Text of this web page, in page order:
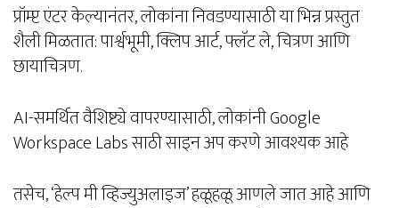
प्रॉम्प्ट एंटर केल्यानंतर, लोकांना निवडण्यासाठी या भिन्न प्रस्तुत
शैली मिळतात: पार्श्वभूमी, क्लिप आर्ट, फ्लॅट ले, चित्रण आणि
छायाचित्रण.
AI-समर्थित वैशिष्ट्ये वापरण्यासाठी, लोकांनी Google
Workspace Labs साठी साइन अप करणे आवश्यक आहे
तसेच, ‘हेल्प मी व्हिज्युअलाइज’ हळूहळू आणले जात आहे आणि